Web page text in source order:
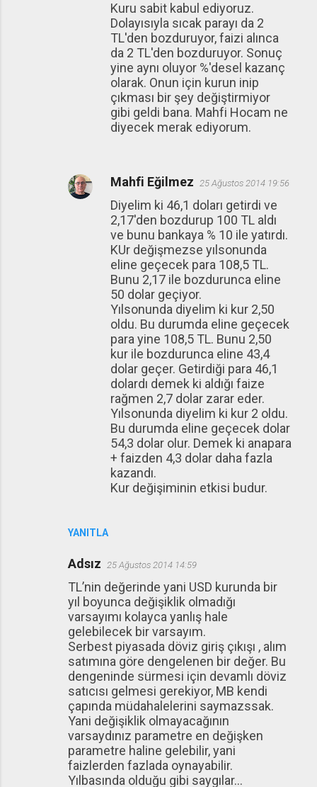
YANITLA
Kuru sabit kabul ediyoruz.
Dolayısıyla sıcak parayı da 2
TL'den bozduruyor, faizi alınca
da 2 TL'den bozduruyor. Sonuç
yine aynı oluyor %'desel kazanç
olarak. Onun için kurun inip
çıkması bir şey değiştirmiyor
gibi geldi bana. Mahfi Hocam ne
diyecek merak ediyorum.
Mahfi Eğilmez 25 Ağustos 2014 19:56
Diyelim ki 46,1 doları getirdi ve
2,17'den bozdurup 100 TL aldı
ve bunu bankaya % 10 ile yatırdı.
KUr değişmezse yılsonunda
eline geçecek para 108,5 TL.
Bunu 2,17 ile bozdurunca eline
50 dolar geçiyor.
Yılsonunda diyelim ki kur 2,50
oldu. Bu durumda eline geçecek
para yine 108,5 TL. Bunu 2,50
kur ile bozdurunca eline 43,4
dolar geçer. Getirdiği para 46,1
dolardı demek ki aldığı faize
rağmen 2,7 dolar zarar eder.
Yılsonunda diyelim ki kur 2 oldu.
Bu durumda eline geçecek dolar
54,3 dolar olur. Demek ki anapara
+ faizden 4,3 dolar daha fazla
kazandı.
Kur değişiminin etkisi budur.
Adsız 25 Ağustos 2014 14:59
TL’nin değerinde yani USD kurunda bir
yıl boyunca değişiklik olmadığı
varsayımı kolayca yanlış hale
gelebilecek bir varsayım.
Serbest piyasada döviz giriş çıkışı , alım
satımına göre dengelenen bir değer. Bu
dengeninde sürmesi için devamlı döviz
satıcısı gelmesi gerekiyor, MB kendi
çapında müdahalelerini saymazssak.
Yani değişiklik olmayacağının
varsaydınız parametre en değişken
parametre haline gelebilir, yani
faizlerden fazlada oynayabilir.
Yılbasında olduğu gibi saygılar...